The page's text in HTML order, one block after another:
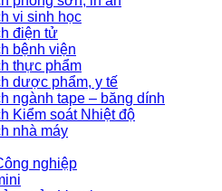
vi sinh học
điện tử
bệnh viện
thực phẩm
dược phẩm, y tế
ngành tape – băng dính
Kiểm soát Nhiệt độ
nhà máy
nghiệp